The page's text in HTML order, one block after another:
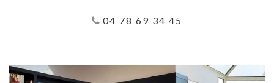
04 78 69 34 45